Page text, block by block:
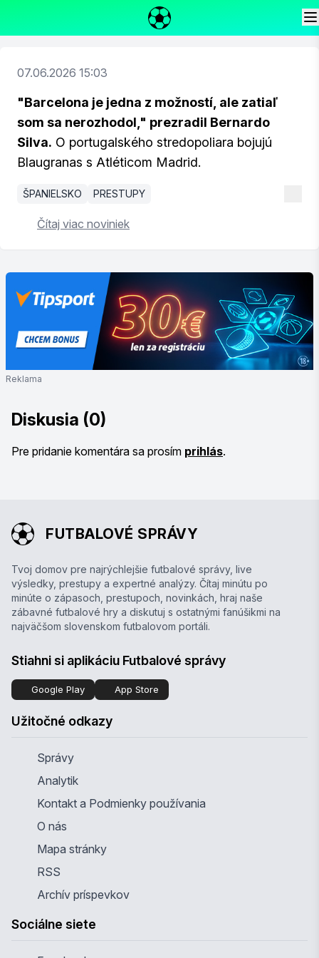
07.06.2026 15:03
"Barcelona je jedna z možností, ale zatiaľ
som sa nerozhodol," prezradil Bernardo
Silva. O portugalského stredopoliara bojujú
Blaugranas s Atléticom Madrid.
ŠPANIELSKO PRESTUPY
Čítaj viac noviniek
Reklama
Diskusia (0)
Pre pridanie komentára sa prosím prihlás.
FUTBALOVÉ SPRÁVY
Tvoj domov pre najrýchlejšie futbalové správy, live
výsledky, prestupy a expertné analýzy. Čítaj minútu po
minúte o zápasoch, prestupoch, novinkách, hraj naše
zábavné futbalové hry a diskutuj s ostatnými fanúšikmi na
najväčšom slovenskom futbalovom portáli.
Stiahni si aplikáciu Futbalové správy
Google Play App Store
Užitočné odkazy
Správy
Analytik
Kontakt a Podmienky používania
O nás
Mapa stránky
RSS
Archív príspevkov
Sociálne siete